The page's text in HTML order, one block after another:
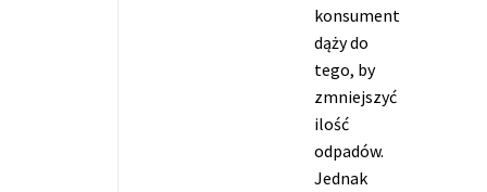
konsument
dąży do
tego, by
zmniejszyć
ilość
odpadów.
Jednak